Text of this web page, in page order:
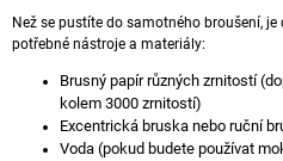
Než se pustíte do samotného broušení,
potřebné nástroje a materiály:
Brusný papír různých zrnitostí
kolem 3000 zrnitostí)
Excentrická bruska nebo ruční
Voda (pokud budete používat
Č
U